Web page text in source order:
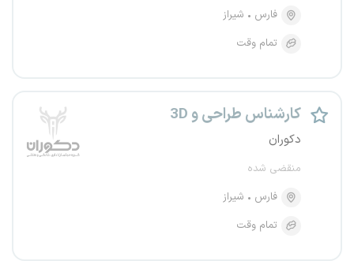
فارس
شیراز
تمام وقت
کارشناس طراحی و 3D
دکوران
منقضی شده
فارس
شیراز
تمام وقت